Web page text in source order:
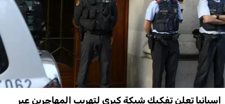
إسبانيا تعلن تفكيك شبكة كبرى لتهريب المهاجرين عبر